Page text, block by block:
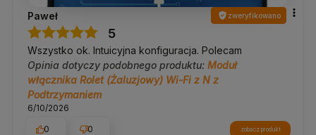
Paweł zweryfikowano
5
Wszystko ok. Intuicyjna konfiguracja. Polecam
Opinia dotyczy podobnego produktu: Moduł
włącznika Rolet (Żaluzjowy) Wi-Fi z N z
Podtrzymaniem
6/10/2026
0
0 zobacz produkt